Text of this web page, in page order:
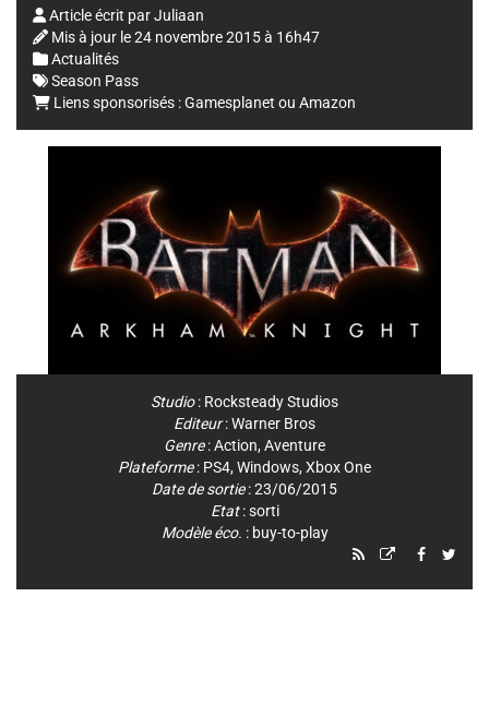
Article écrit parJuliaan
Mis à jour le24 novembre 2015 à 16h47
Actualités
Season Pass
Liens sponsorisés :Gamesplanet ou Amazon
Studio: Rocksteady Studios
Editeur:Warner Bros
Genre:Action, Aventure
Plateforme: PS4, Windows, Xbox One
Date de sortie: 23/06/2015
Etat: sorti
Modèle éco. : buy-to-play